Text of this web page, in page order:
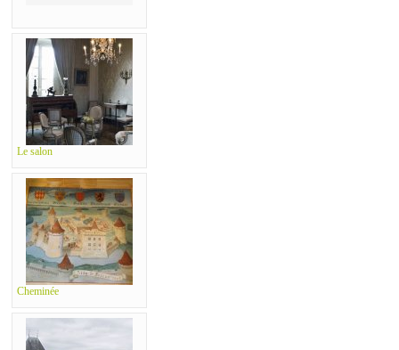
Le salon
Cheminée